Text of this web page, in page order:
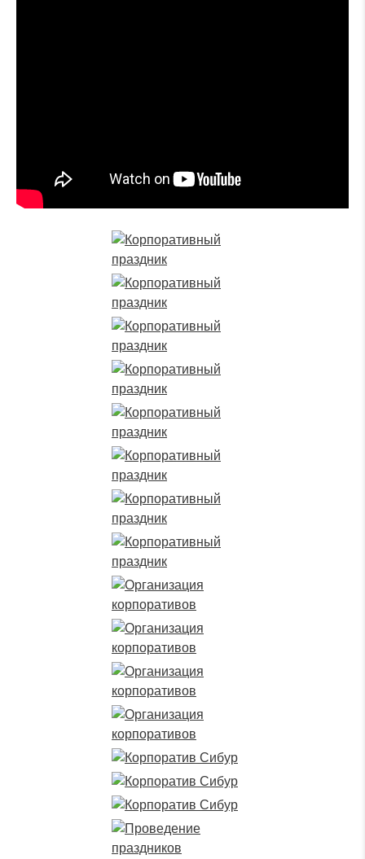
специалист свяжется с
вами в ближайшее время